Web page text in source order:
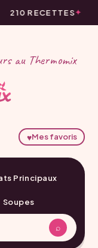
210 RECETTES
au Thermomix
♥Mes favoris
Principaux
Soupes
⌕